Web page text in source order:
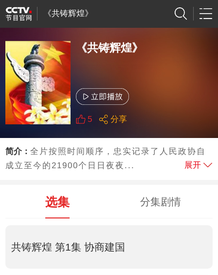
《共铸辉煌》
《共铸辉煌》
5 分享
简介：全片按照时间顺序，忠实记录了人民政协自
成立至今的21900个日日夜夜...
展开
选集 分集剧情
共铸辉煌 第1集 协商建国